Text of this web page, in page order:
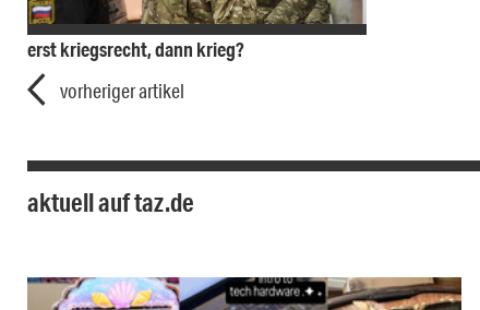
erst kriegsrecht, dann krieg?
vorheriger artikel
aktuell auf taz.de